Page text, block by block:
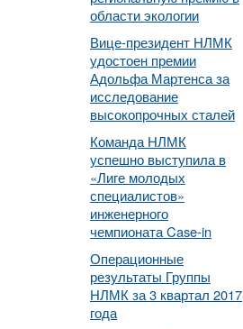
области экологии
Вице-президент НЛМК
удостоен премии
Адольфа Мартенса за
исследование
высокопрочных сталей
Команда НЛМК
успешно выступила в
«Лиге молодых
специалистов»
инженерного
чемпионата Case-in
Операционные
результаты Группы
НЛМК за 3 квартал 2017
года